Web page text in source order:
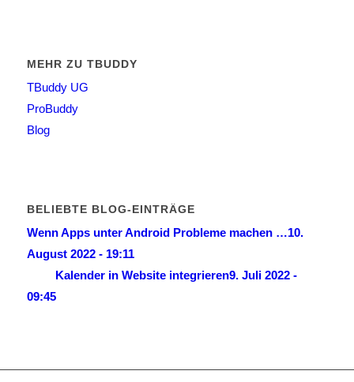
MEHR ZU TBUDDY
TBuddy UG
ProBuddy
Blog
BELIEBTE BLOG-EINTRÄGE
Wenn Apps unter Android Probleme machen …10.
August 2022 - 19:11
Kalender in Website integrieren9. Juli 2022 -
09:45